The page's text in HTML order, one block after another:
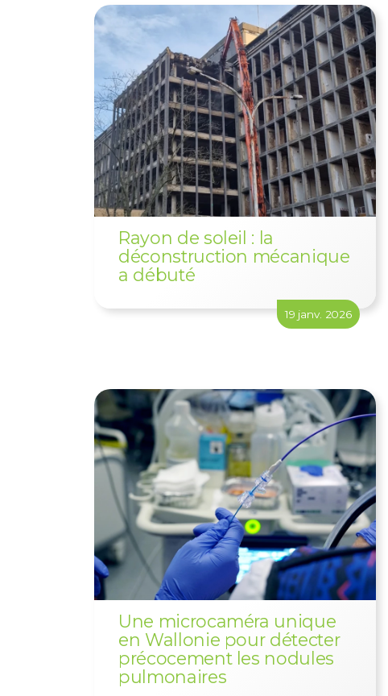
Rayon de soleil : la
déconstruction mécanique
a débuté
19 janv. 2026
Une microcaméra unique
en Wallonie pour détecter
précocement les nodules
pulmonaires